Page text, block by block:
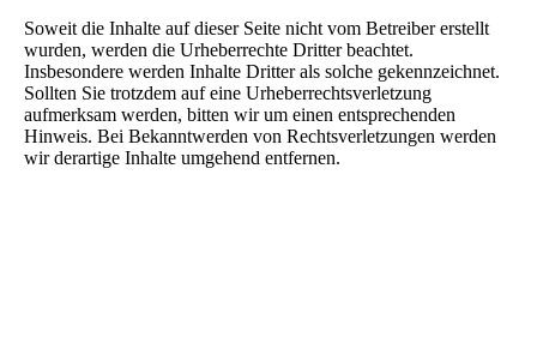
Soweit die Inhalte auf dieser Seite nicht vom Betreiber erstellt
wurden, werden die Urheberrechte Dritter beachtet.
Insbesondere werden Inhalte Dritter als solche gekennzeichnet.
Sollten Sie trotzdem auf eine Urheberrechtsverletzung
aufmerksam werden, bitten wir um einen entsprechenden
Hinweis. Bei Bekanntwerden von Rechtsverletzungen werden
wir derartige Inhalte umgehend entfernen.